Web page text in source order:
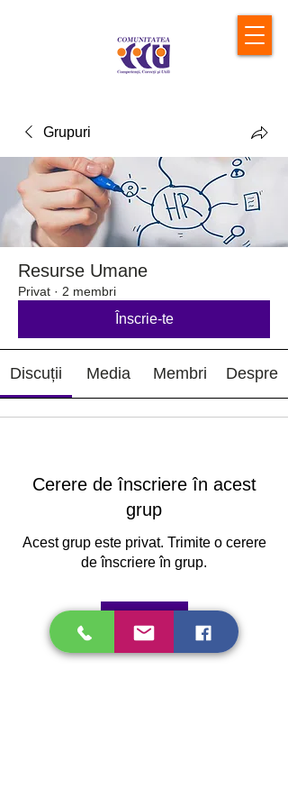
Grupuri
Resurse Umane
Privat · 2 membri
Înscrie-te
Discuții Media Membri Despre
Cerere de înscriere în acest
grup
Acest grup este privat. Trimite o cerere
de înscriere în grup.